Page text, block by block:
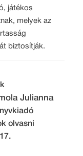
játékos
melyek az
biztosítják.
Julianna
olvasni